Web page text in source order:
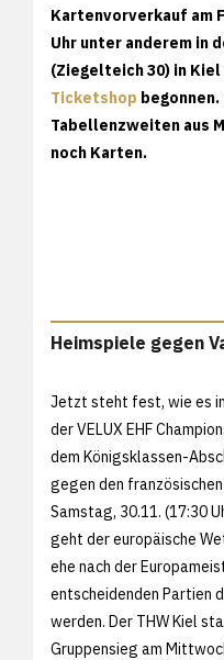
Kartenvorverkauf am
Uhr unter anderem in
(Ziegelteich 30) in Kiel
Ticketshop
Tabellenzweiten aus
noch Karten.
Heimspiele gegen
Jetzt steht fest, wie es
der VELUX EHF
dem Königsklassen-
gegen den
Samstag, 30.11. (17:30
geht der europäische
ehe nach der
entscheidenden Partien
werden. Der THW Kiel
Gruppensieg am